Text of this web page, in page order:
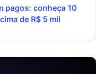
pagos: conheça 10
de R$ 5 mil